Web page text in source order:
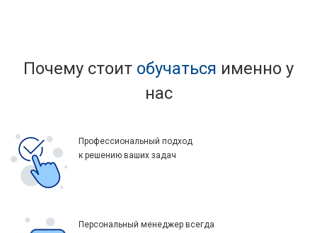
Почему стоит обучаться именно у
нас
Профессиональный подход
к решению ваших задач
Персональный менеджер всегда